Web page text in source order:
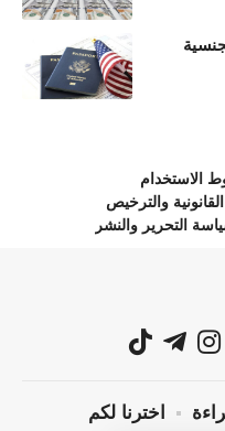
الاستخدام
القانونية والترخيص
التحرير والنشر
اخترنا لكم